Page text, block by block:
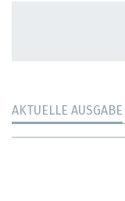
AKTUELLE AUSGABE